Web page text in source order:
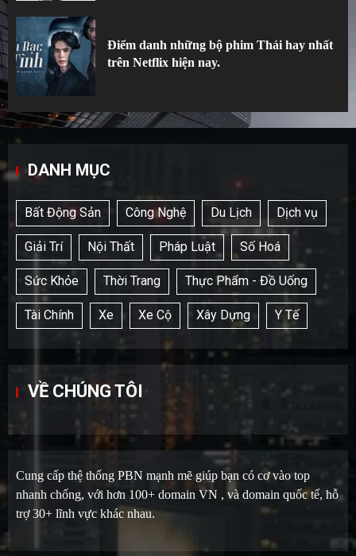
Điểm danh những bộ phim Thái hay nhất
trên Netflix hiện nay.
DANH MỤC
Bất Động Sản Công Nghệ Du Lịch Dịch vụ
Giải Trí Nội Thất Pháp Luật Số Hoá
Sức Khỏe Thời Trang Thực Phẩm - Đồ Uống
Tài Chính Xe Xe Cộ Xây Dựng Y Tế
VỀ CHÚNG TÔI
Cung cấp thệ thống PBN mạnh mẽ giúp bạn có cơ vào top
nhanh chống, với hơn 100+ domain VN , và domain quốc tế, hỗ
trợ 30+ lĩnh vực khác nhau.